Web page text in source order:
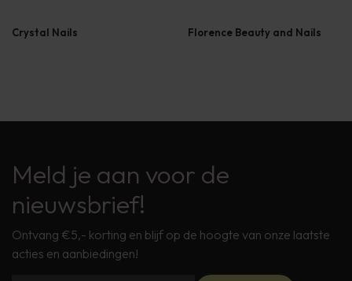
Crystal Nails Florence Beauty and Nails
Meld je aan voor de
nieuwsbrief!
Ontvang €5,- korting en blijf op de hoogte van onze laatste
acties en aanbiedingen!